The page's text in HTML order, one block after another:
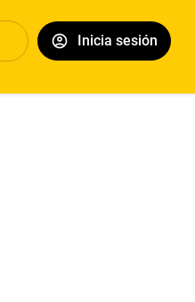
Inicia sesión